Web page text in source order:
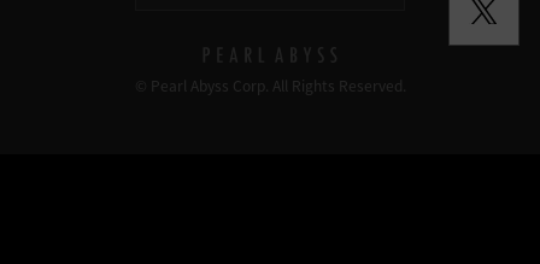
© Pearl Abyss Corp. All Rights Reserved.